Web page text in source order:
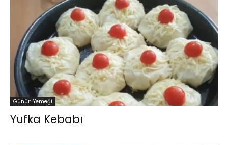
Günün Yemeği
Yufka Kebabı